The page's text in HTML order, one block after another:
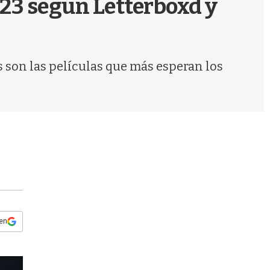
según Letterboxd y
las películas que más esperan los